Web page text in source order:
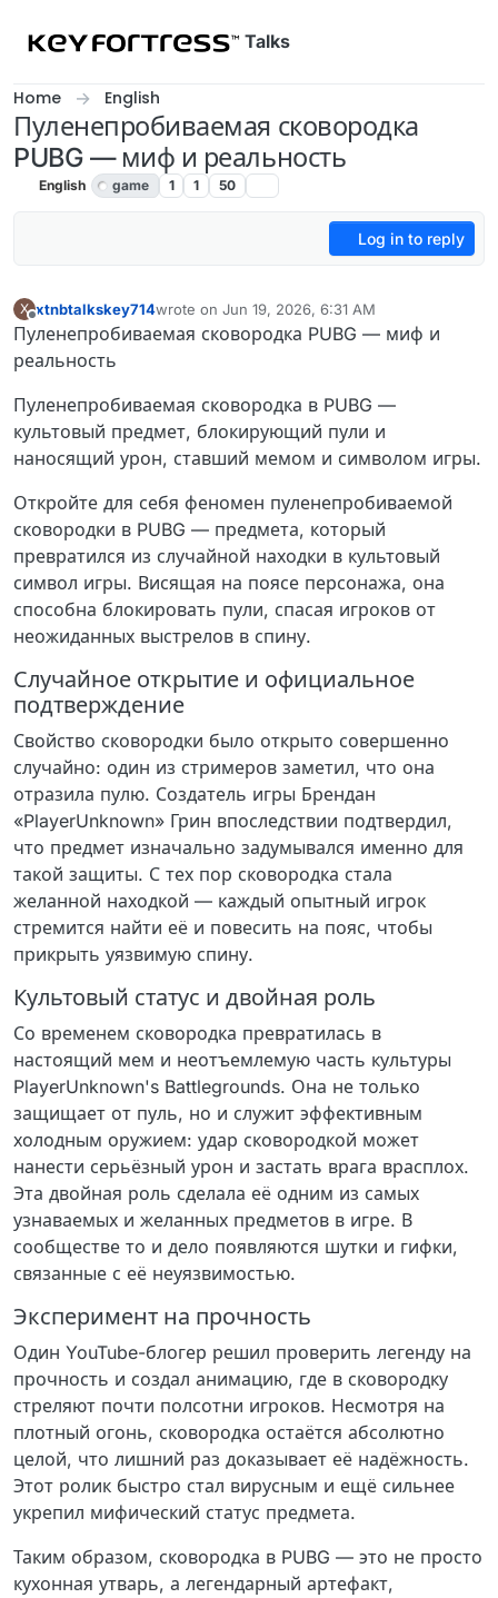
Talks
Home English
Пуленепробиваемая сковородка
PUBG — миф и реальность
English game 1 1 50
Log in to reply
X xtnbtalkskey714wrote on Jun 19, 2026, 6:31 AM
last edited by
Пуленепробиваемая сковородка PUBG — миф и
реальность
Пуленепробиваемая сковородка в PUBG —
культовый предмет, блокирующий пули и
наносящий урон, ставший мемом и символом игры.
Откройте для себя феномен пуленепробиваемой
сковородки в PUBG — предмета, который
превратился из случайной находки в культовый
символ игры. Висящая на поясе персонажа, она
способна блокировать пули, спасая игроков от
неожиданных выстрелов в спину.
Случайное открытие и официальное
подтверждение
Свойство сковородки было открыто совершенно
случайно: один из стримеров заметил, что она
отразила пулю. Создатель игры Брендан
«PlayerUnknown» Грин впоследствии подтвердил,
что предмет изначально задумывался именно для
такой защиты. С тех пор сковородка стала
желанной находкой — каждый опытный игрок
стремится найти её и повесить на пояс, чтобы
прикрыть уязвимую спину.
Культовый статус и двойная роль
Со временем сковородка превратилась в
настоящий мем и неотъемлемую часть культуры
PlayerUnknown's Battlegrounds. Она не только
защищает от пуль, но и служит эффективным
холодным оружием: удар сковородкой может
нанести серьёзный урон и застать врага врасплох.
Эта двойная роль сделала её одним из самых
узнаваемых и желанных предметов в игре. В
сообществе то и дело появляются шутки и гифки,
связанные с её неуязвимостью.
Эксперимент на прочность
Один YouTube-блогер решил проверить легенду на
прочность и создал анимацию, где в сковородку
стреляют почти полсотни игроков. Несмотря на
плотный огонь, сковородка остаётся абсолютно
целой, что лишний раз доказывает её надёжность.
Этот ролик быстро стал вирусным и ещё сильнее
укрепил мифический статус предмета.
Таким образом, сковородка в PUBG — это не просто
кухонная утварь, а легендарный артефакт,